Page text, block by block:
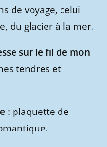
de voyage, celui
du glacier à la mer.
sur le fil de mon
tendres et
: plaquette de